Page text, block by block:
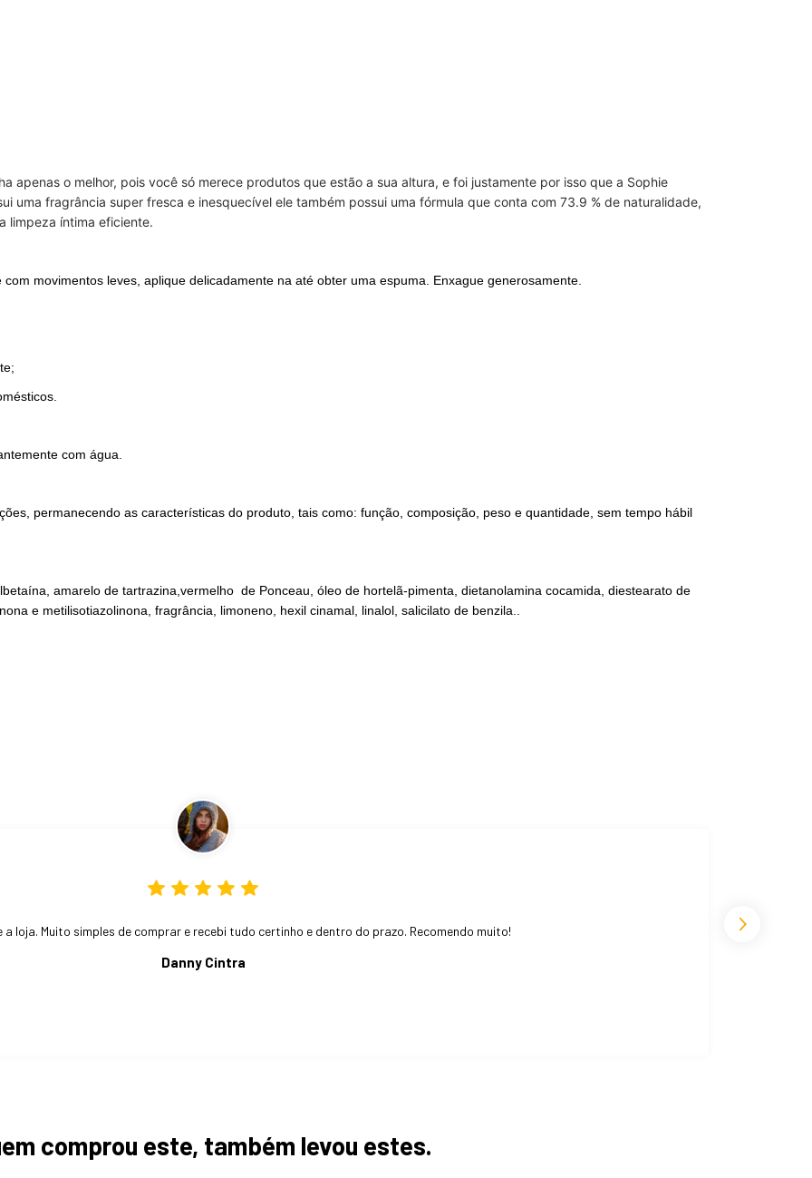
apenas o melhor, pois você só merece produtos que estão a sua altura, e foi justamente por isso que a Sophie
uma fragrância super fresca e inesquecível ele também possui uma fórmula que conta com 73.9 % de naturalidade,
limpeza íntima eficiente.
movimentos leves, aplique delicadamente na até obter uma espuma. Enxague generosamente.
com água.
permanecendo as características do produto, tais como: função, composição, peso e quantidade, sem tempo hábil
amarelo de tartrazina,vermelho de Ponceau, óleo de hortelã-pimenta, dietanolamina cocamida, diestearato de
e metilisotiazolinona, fragrância, limoneno, hexil cinamal, linalol, salicilato de benzila..
loja. Muito simples de comprar e recebi tudo certinho e dentro do prazo. Recomendo muito!
Danny Cintra
comprou este, também levou estes.